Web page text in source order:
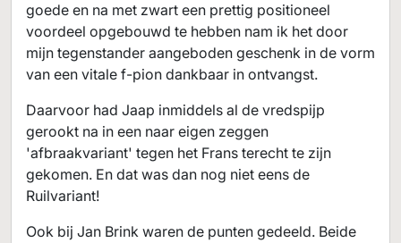
goede en na met zwart een prettig positioneel
voordeel opgebouwd te hebben nam ik het door
mijn tegenstander aangeboden geschenk in de vorm
van een vitale f-pion dankbaar in ontvangst.
Daarvoor had Jaap inmiddels al de vredspijp
gerookt na in een naar eigen zeggen
'afbraakvariant' tegen het Frans terecht te zijn
gekomen. En dat was dan nog niet eens de
Ruilvariant!
Ook bij Jan Brink waren de punten gedeeld. Beide